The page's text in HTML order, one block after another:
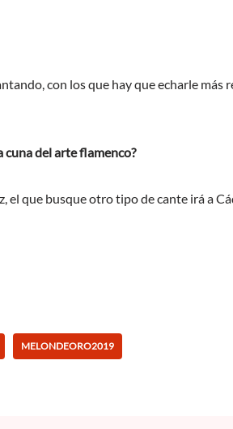
con los que hay que echarle
cuna del arte flamenco?
que busque otro tipo de cante irá a
MELONDEORO2019